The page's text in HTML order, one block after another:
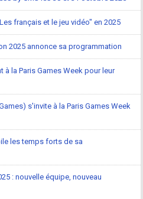
français et le jeu vidéo" en 2025
2025 annonce sa programmation
à la Paris Games Week pour leur
s'invite à la Paris Games Week
les temps forts de sa
: nouvelle équipe, nouveau